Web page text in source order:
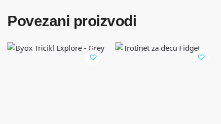
Povezani proizvodi